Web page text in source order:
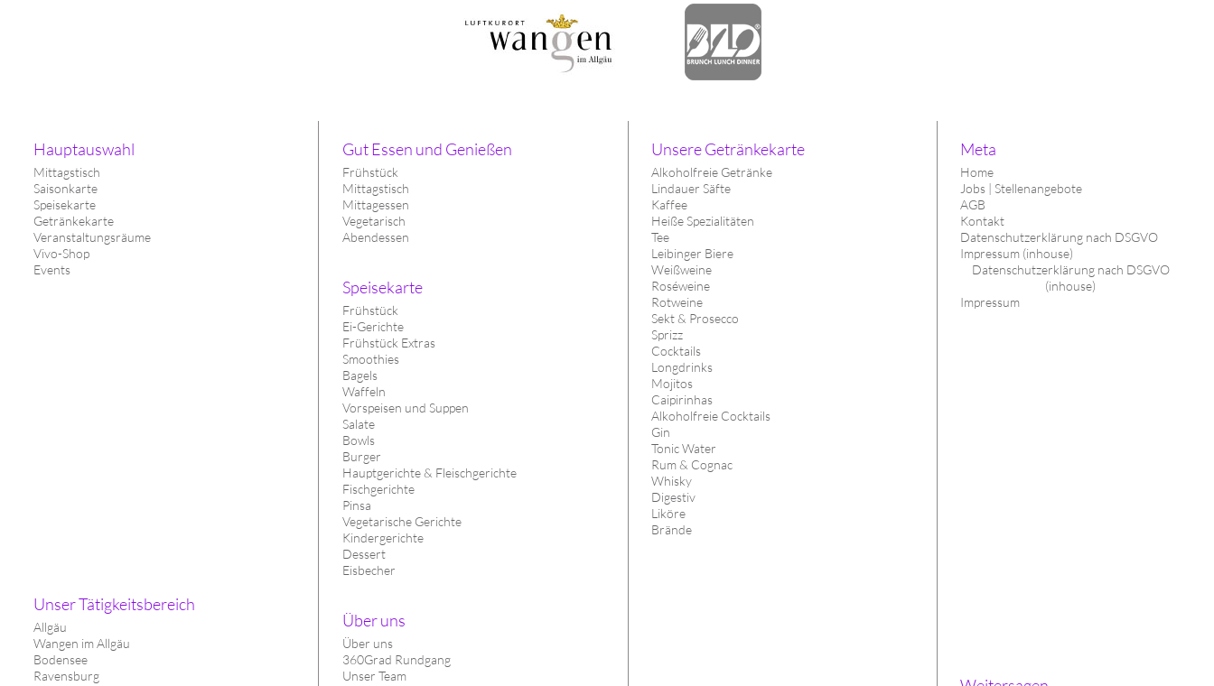
Hauptauswahl
Mittagstisch
Saisonkarte
Speisekarte
Getränkekarte
Veranstaltungsräume
Vivo-Shop
Events
Unser Tätigkeitsbereich
Allgäu
Wangen im Allgäu
Bodensee
Ravensburg
Gut Essen und Genießen
Frühstück
Mittagstisch
Mittagessen
Vegetarisch
Abendessen
Speisekarte
Frühstück
Ei-Gerichte
Frühstück Extras
Smoothies
Bagels
Waffeln
Vorspeisen und Suppen
Salate
Bowls
Burger
Hauptgerichte & Fleischgerichte
Fischgerichte
Pinsa
Vegetarische Gerichte
Kindergerichte
Dessert
Eisbecher
Über uns
Über uns
360Grad Rundgang
Unser Team
Unsere Getränkekarte
Alkoholfreie Getränke
Lindauer Säfte
Kaffee
Heiße Spezialitäten
Tee
Leibinger Biere
Weißweine
Roséweine
Rotweine
Sekt & Prosecco
Sprizz
Cocktails
Longdrinks
Mojitos
Caipirinhas
Alkoholfreie Cocktails
Gin
Tonic Water
Rum & Cognac
Whisky
Digestiv
Liköre
Brände
Meta
Home
Jobs | Stellenangebote
AGB
Kontakt
Datenschutzerklärung nach DSGVO
Impressum (inhouse)
Datenschutzerklärung nach DSGVO
(inhouse)
Impressum